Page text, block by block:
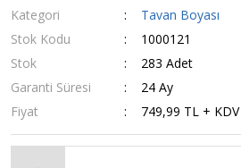
Kategori
Tavan Boyası
Stok Kodu
1000121
Stok
283 Adet
Garanti Süresi
24 Ay
Fiyat
749,99 TL + KDV